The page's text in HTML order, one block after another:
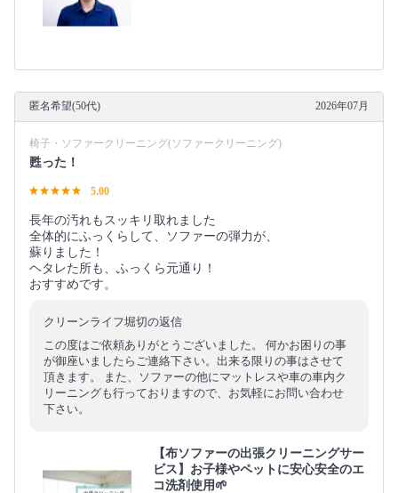
匿名希望(50代) 2026年07月
椅子・ソファークリーニング(ソファークリーニング)
甦った！
5.00
長年の汚れもスッキリ取れました
全体的にふっくらして、ソファーの弾力が、
蘇りました！
ヘタレた所も、ふっくら元通り！
おすすめです。
クリーンライフ堀切の返信
この度はご依頼ありがとうございました。 何かお困りの事
が御座いましたらご連絡下さい。出来る限りの事はさせて
頂きます。 また、ソファーの他にマットレスや車の車内ク
リーニングも行っておりますので、お気軽にお問い合わせ
下さい。
【布ソファーの出張クリーニングサー
ビス】お子様やペットに安心安全のエ
コ洗剤使用🌱